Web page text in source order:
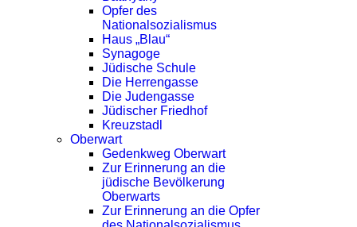
Opfer des
Nationalsozialismus
Haus „Blau“
Synagoge
Jüdische Schule
Die Herrengasse
Die Judengasse
Jüdischer Friedhof
Kreuzstadl
Oberwart
Gedenkweg Oberwart
Zur Erinnerung an die
jüdische Bevölkerung
Oberwarts
Zur Erinnerung an die Opfer